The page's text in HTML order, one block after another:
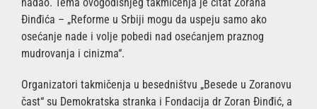
Đinđića – „Reforme u Srbiji mogu da uspeju samo ako
osećanje nade i volje pobedi nad osećanjem praznog
mudrovanja i cinizma“.
Organizatori takmičenja u besedništvu „Besede u Zoranovu
čast“ su Demokratska stranka i Fondacija dr Zoran Đinđić, a